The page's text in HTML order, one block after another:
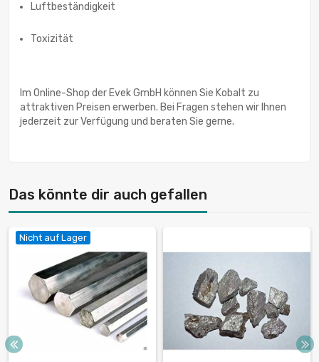
Luftbeständigkeit
Toxizität
Im Online-Shop der Evek GmbH können Sie Kobalt zu
attraktiven Preisen erwerben. Bei Fragen stehen wir Ihnen
jederzeit zur Verfügung und beraten Sie gerne.
Das könnte dir auch gefallen
Nicht auf Lager